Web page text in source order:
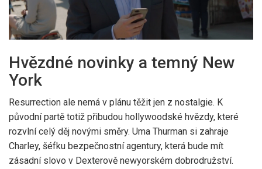
Hvězdné novinky a temný New
York
Resurrection ale nemá v plánu těžit jen z nostalgie. K
původní partě totiž přibudou hollywoodské hvězdy, které
rozvlní celý děj novými směry. Uma Thurman si zahraje
Charley, šéfku bezpečnostní agentury, která bude mít
zásadní slovo v Dexterově newyorském dobrodružství.